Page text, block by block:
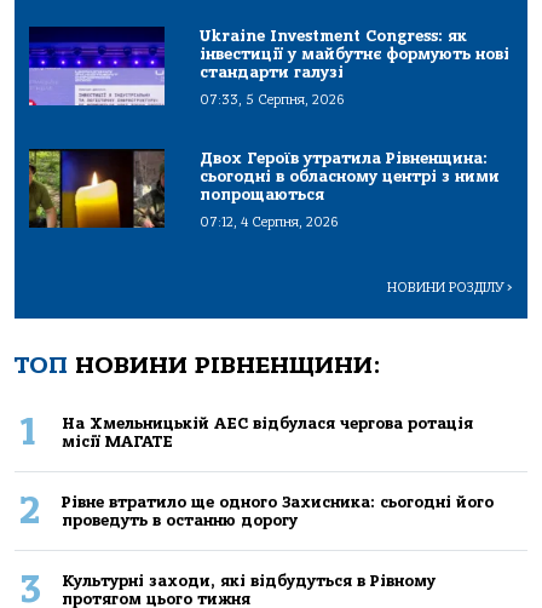
Ukraine Investment Congress: як
інвестиції у майбутнє формують нові
стандарти галузі
07:33, 5 Серпня, 2026
Двох Героїв утратила Рівненщина:
сьогодні в обласному центрі з ними
попрощаються
07:12, 4 Серпня, 2026
НОВИНИ РОЗДІЛУ>
ТОП НОВИНИ РІВНЕНЩИНИ:
1
На Хмельницькій АЕС відбулася чергова ротація
місії МАГАТЕ
2
Рівне втратило ще одного Захисника: сьогодні його
проведуть в останню дорогу
3
Культурні заходи, які відбудуться в Рівному
протягом цього тижня